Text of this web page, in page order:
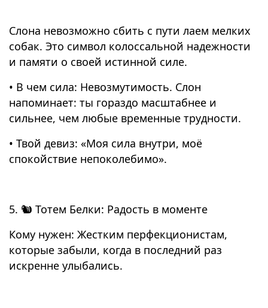
Слона невозможно сбить с пути лаем мелких
собак. Это символ колоссальной надежности
и памяти о своей истинной силе.
• В чем сила: Невозмутимость. Слон
напоминает: ты гораздо масштабнее и
сильнее, чем любые временные трудности.
• Твой девиз: «Моя сила внутри, моё
спокойствие непоколебимо».
5. 🐿️ Тотем Белки: Радость в моменте
Кому нужен: Жестким перфекционистам,
которые забыли, когда в последний раз
искренне улыбались.